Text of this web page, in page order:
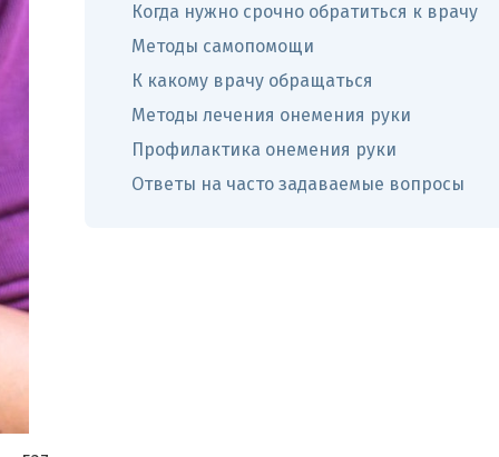
Когда нужно срочно обратиться к врачу
Методы самопомощи
К какому врачу обращаться
Методы лечения онемения руки
Профилактика онемения руки
Ответы на часто задаваемые вопросы